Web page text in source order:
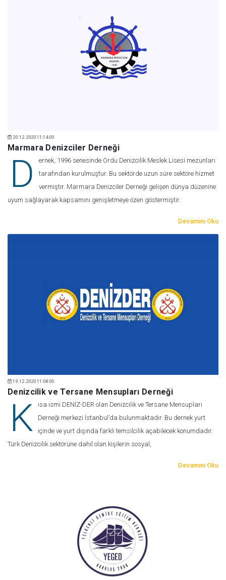
20.12.2020 11:14:00
Marmara Denizciler Derneği
D
ernek, 1996 senesinde Ordu Denizcilik Meslek Lisesi mezunları
tarafından kurulmuştur. Bu sektörde uzun süre sektöre hizmet
vermiştir. Marmara Denizciler Derneği gelişen dünya düzenine
uyum sağlayarak kapsamını genişletmeye özen göstermiştir.
Devamını Oku
19.12.2020 11:08:00
Denizcilik ve Tersane Mensupları Derneği
K
ısa ismi DENİZ-DER olan Denizcilik ve Tersane Mensupları
Derneği merkezi İstanbul’da bulunmaktadır. Bu dernek yurt
içinde ve yurt dışında farklı temsilcilik açabilecek konumdadır.
Türk Denizcilik sektörüne dahil olan kişilerin sosyal,
Devamını Oku